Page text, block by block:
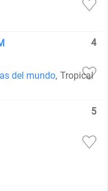
4
del mundo, Tropical
5